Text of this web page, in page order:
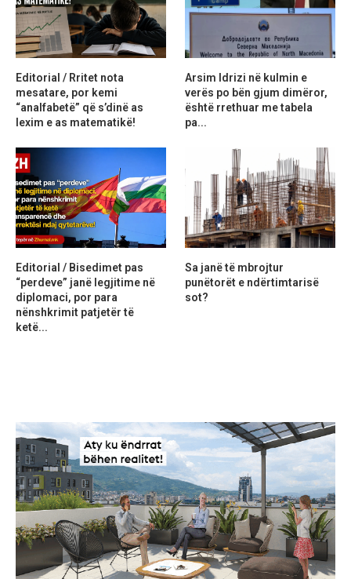
Editorial / Rritet nota
mesatare, por kemi
“analfabetë” që s’dinë as
lexim e as matematikë!
Arsim Idrizi në kulmin e
verës po bën gjum dimëror,
është rrethuar me tabela
pa...
Editorial / Bisedimet pas
“perdeve” janë legjitime në
diplomaci, por para
nënshkrimit patjetër të
ketë...
Sa janë të mbrojtur
punëtorët e ndërtimtarisë
sot?